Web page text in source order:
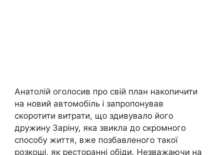
Анатолій оголосив про свій план накопичити
на новий автомобіль і запропонував
скоротити витрати, що здивувало його
дружину Заріну, яка звикла до скромного
способу життя, вже позбавленого такої
розкоші, як ресторанні обіди. Незважаючи на